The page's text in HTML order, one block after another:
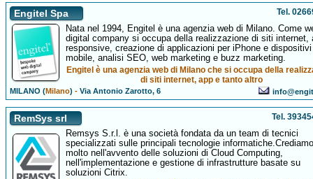
Engitel Spa Tel.
Nata nel 1994, Engitel è una agenzia web di Milano. Come
digital company si occupa della realizzazione di siti internet,
responsive, creazione di applicazioni per iPhone e dispositivi
mobile, analisi SEO, web marketing e buzz marketing.
Engitel è una agenzia web di Milano che si occupa della
di siti internet, app e tanto altro
MILANO (Milano) -Via Antonio Zarotto, 6
RemSys srl Tel.
Remsys S.r.l. è una società fondata da un team di tecnici
specializzati sulle principali tecnologie informatiche.Crediamo
molto nell'avvento delle soluzioni di Cloud Computing,
nell'implementazione e gestione di infrastrutture basate su
soluzioni Citrix.